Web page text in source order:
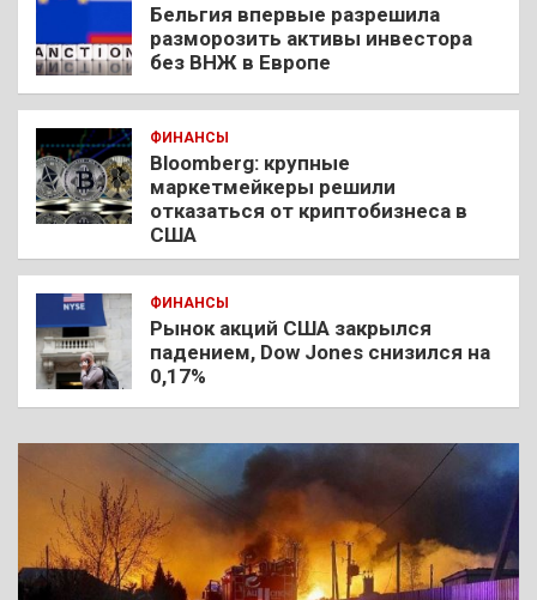
Бельгия впервые разрешила
разморозить активы инвестора
без ВНЖ в Европе
ФИНАНСЫ
Bloomberg: крупные
маркетмейкеры решили
отказаться от криптобизнеса в
США
ФИНАНСЫ
Рынок акций США закрылся
падением, Dow Jones снизился на
0,17%